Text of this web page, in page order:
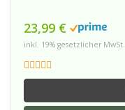
23,99 €
inkl. 19% gesetzlicher MwSt.